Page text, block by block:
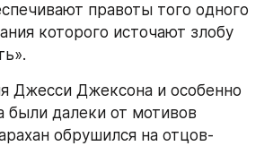
правоты того одного
которого источают злобу
Джесси Джексона и особенно
были далеки от мотивов
обрушился на отцов-